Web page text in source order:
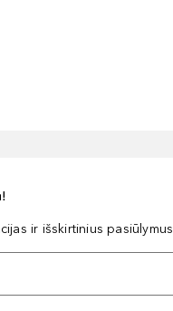
ir išskirtinius pasiūlymus